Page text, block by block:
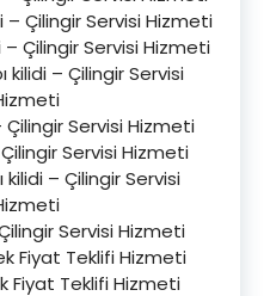
– Çilingir Servisi Hizmeti
– Çilingir Servisi Hizmeti
kilidi – Çilingir Servisi
Çilingir Servisi Hizmeti
Çilingir Servisi Hizmeti
– Çilingir Servisi
Servisi Hizmeti
Fiyat Teklifi Hizmeti
Fiyat Teklifi Hizmeti